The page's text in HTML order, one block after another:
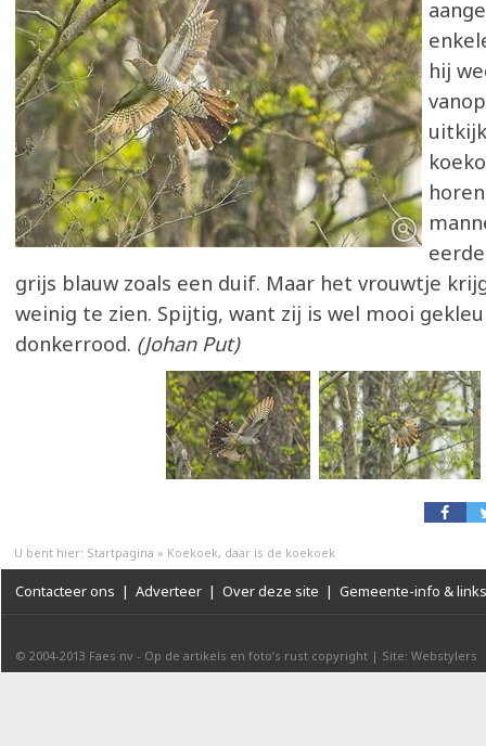
hij
grijs blauw zoals een duif. Maar het vrouwtje
weinig te zien. Spijtig, want zij is wel mooi
donkerrood. (Johan Put)
U bent hier: Startpagina » Koekoek, daar is de koekoek
Contacteer ons | Adverteer | Over deze site | Gemeente-info & links
© 2004-2013 Faes nv - Op de artikels en foto’s rust copyright | Site: Webstylers